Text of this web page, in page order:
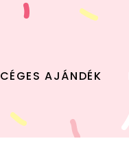
CÉGES AJÁNDÉK